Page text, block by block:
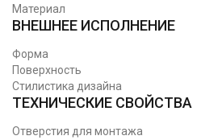
Материал
ВНЕШНЕЕ ИСПОЛНЕНИЕ
Форма
Поверхность
Стилистика дизайна
ТЕХНИЧЕСКИЕ СВОЙСТВА
Отверстия для монтажа